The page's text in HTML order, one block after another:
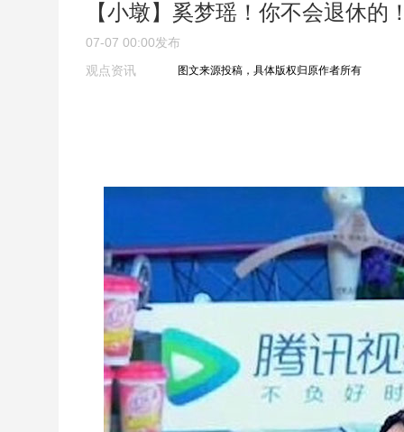
【小墩】奚梦瑶！你不会退休的
07-07 00:00发布
观点资讯
图文来源投稿，具体版权归原作者所有